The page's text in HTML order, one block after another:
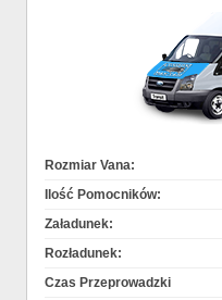
Rozmiar Vana:
Ilość Pomocników:
Załadunek:
Rozładunek:
Czas Przeprowadzki